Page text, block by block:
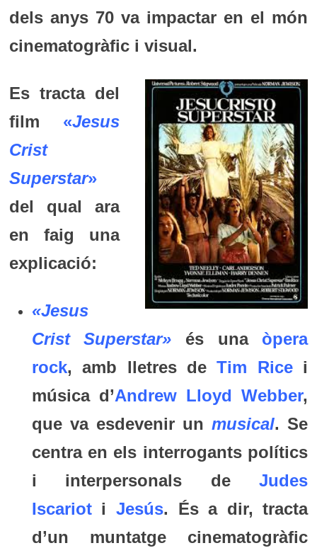
dels anys 70 va impactar en el món
cinematogràfic i visual.
Es tracta del
film «Jesus
Crist
Superstar»
del qual ara
en faig una
explicació:
«Jesus
Crist Superstar» és una
òpera
rock, amb lletres deTim Ricei
música d’Andrew Lloyd Webber,
que va esdevenir unmusical. Se
centra en els interrogants polítics
i interpersonals deJudes
Iscarioti Jesús. És a dir, tracta
d’un muntatge cinematogràfic